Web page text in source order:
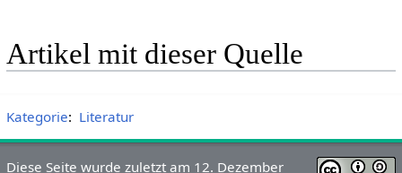
Artikel mit dieser Quelle
Kategorie: Literatur
Diese Seite wurde zuletzt am 12. Dezember